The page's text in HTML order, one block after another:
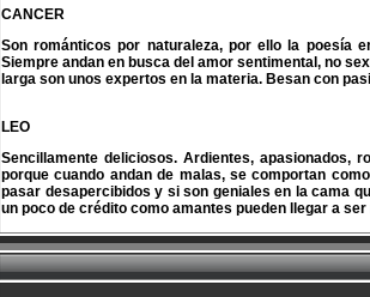
CANCER
Son románticos por naturaleza, por ello la poesía
Siempre andan en busca del amor sentimental, no
larga son unos expertos en la materia. Besan con
LEO
Sencillamente deliciosos. Ardientes, apasionados,
porque cuando andan de malas, se comportan
pasar desapercibidos y si son geniales en la cama
un poco de crédito como amantes pueden llegar a